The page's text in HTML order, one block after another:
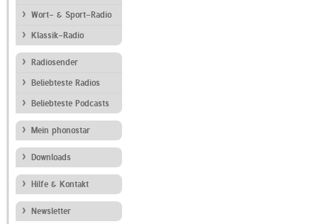
Wort- & Sport-Radio
Klassik-Radio
Radiosender
Beliebteste Radios
Beliebteste Podcasts
Mein phonostar
Downloads
Hilfe & Kontakt
Newsletter